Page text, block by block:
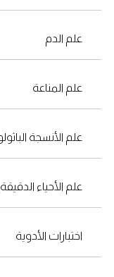
علم الدم
علم المناعة
علم الأنسجة
علم الأحياء
اختبارات الأدوية